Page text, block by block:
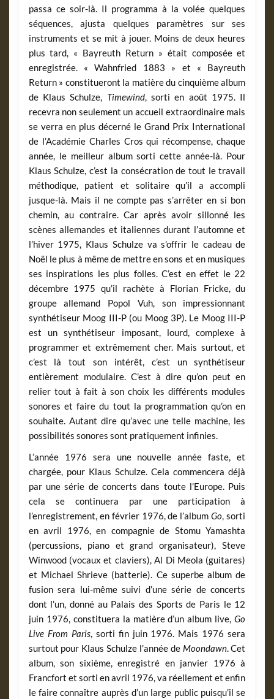
passa ce soir-là. Il programma à la volée quelques
séquences, ajusta quelques paramètres sur ses
instruments et se mit à jouer. Moins de deux heures
plus tard, « Bayreuth Return » était composée et
enregistrée. « Wahnfried 1883 » et « Bayreuth
Return » constitueront la matière du cinquième album
de Klaus Schulze, Timewind, sorti en août 1975. Il
recevra non seulement un accueil extraordinaire mais
se verra en plus décerné le Grand Prix International
de l’Académie Charles Cros qui récompense, chaque
année, le meilleur album sorti cette année-là. Pour
Klaus Schulze, c’est la consécration de tout le travail
méthodique, patient et solitaire qu’il a accompli
jusque-là. Mais il ne compte pas s’arrêter en si bon
chemin, au contraire. Car après avoir sillonné les
scènes allemandes et italiennes durant l’automne et
l’hiver 1975, Klaus Schulze va s’offrir le cadeau de
Noël le plus à même de mettre en sons et en musiques
ses inspirations les plus folles. C’est en effet le 22
décembre 1975 qu’il rachète à Florian Fricke, du
groupe allemand Popol Vuh, son impressionnant
synthétiseur Moog III-P (ou Moog 3P). Le Moog III-P
est un synthétiseur imposant, lourd, complexe à
programmer et extrêmement cher. Mais surtout, et
c’est là tout son intérêt, c’est un synthétiseur
entièrement modulaire. C’est à dire qu’on peut en
relier tout à fait à son choix les différents modules
sonores et faire du tout la programmation qu’on en
souhaite. Autant dire qu’avec une telle machine, les
possibilités sonores sont pratiquement infinies.
L’année 1976 sera une nouvelle année faste, et
chargée, pour Klaus Schulze. Cela commencera déjà
par une série de concerts dans toute l’Europe. Puis
cela se continuera par une participation à
l’enregistrement, en février 1976, de l’albumGo, sorti
en avril 1976, en compagnie de Stomu Yamashta
(percussions, piano et grand organisateur), Steve
Winwood (vocaux et claviers), Al Di Meola (guitares)
et Michael Shrieve (batterie). Ce superbe album de
fusion sera lui-même suivi d’une série de concerts
dont l’un, donné au Palais des Sports de Paris le 12
juin 1976, constituera la matière d’un album live,Go
Live From Paris, sorti fin juin 1976. Mais 1976 sera
surtout pour Klaus Schulze l’année de Moondawn. Cet
album, son sixième, enregistré en janvier 1976 à
Francfort et sorti en avril 1976, va réellement et enfin
le faire connaître auprès d’un large public puisqu’il se